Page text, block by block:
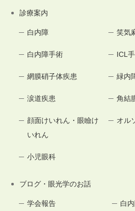
診療案内
白内障 笑気
白内障手術 ICL
網膜硝子体疾患 緑内
涙道疾患 角結
顔面けいれん・眼瞼け
いれん
オル
小児眼科
ブログ・眼光学のお話
学会報告 白